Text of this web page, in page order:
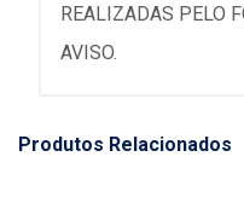
REALIZADAS PELO
AVISO.
Produtos Relacionados